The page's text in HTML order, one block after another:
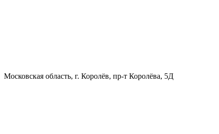
Московская область, г. Королёв, пр-т Королёва, 5Д